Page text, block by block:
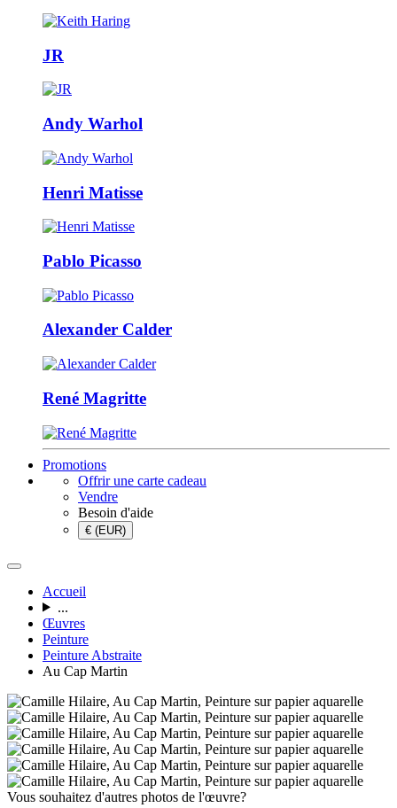
JR
Andy Warhol
Henri Matisse
Pablo Picasso
Alexander Calder
René Magritte
Promotions
Offrir une carte cadeau
Vendre
Besoin d'aide
€ (EUR)
Accueil
...
Œuvres
Peinture
Peinture Abstraite
Au Cap Martin
Vous souhaitez d'autres photos de l'œuvre?